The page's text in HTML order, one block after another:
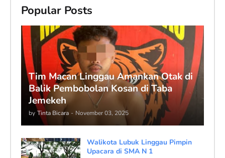
Popular Posts
Tim Macan Linggau Amankan Otak di
Balik Pembobolan Kosan di Taba
Jemekeh
by Tinta Bicara - November 03, 2025
Walikota Lubuk Linggau Pimpin
Upacara di SMA N 1